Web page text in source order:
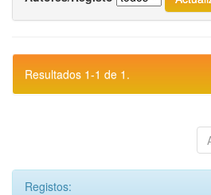
Resultados 1-1 de 1.
Registos: